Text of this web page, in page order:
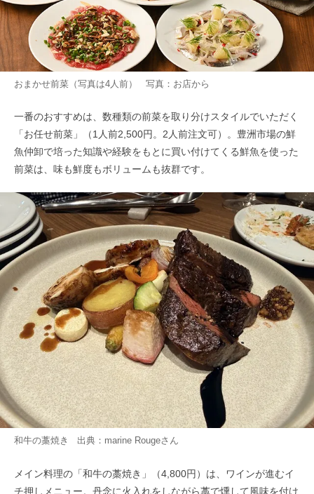
おまかせ前菜（写真は4人前） 写真：お店から
一番のおすすめは、数種類の前菜を取り分けスタイルでいただく
「お任せ前菜」（1人前2,500円。2人前注文可）。豊洲市場の鮮
魚仲卸で培った知識や経験をもとに買い付けてくる鮮魚を使った
前菜は、味も鮮度もボリュームも抜群です。
和牛の藁焼き 出典： marine Rougeさん
メイン料理の「和牛の藁焼き」（4,800円）は、ワインが進むイ
チ押しメニュー。丹念に火入れをしながら藁で燻して風味を付け